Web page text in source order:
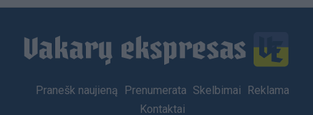
Footer
Pranešk naujieną Prenumerata Skelbimai
Reklama
Kontaktai